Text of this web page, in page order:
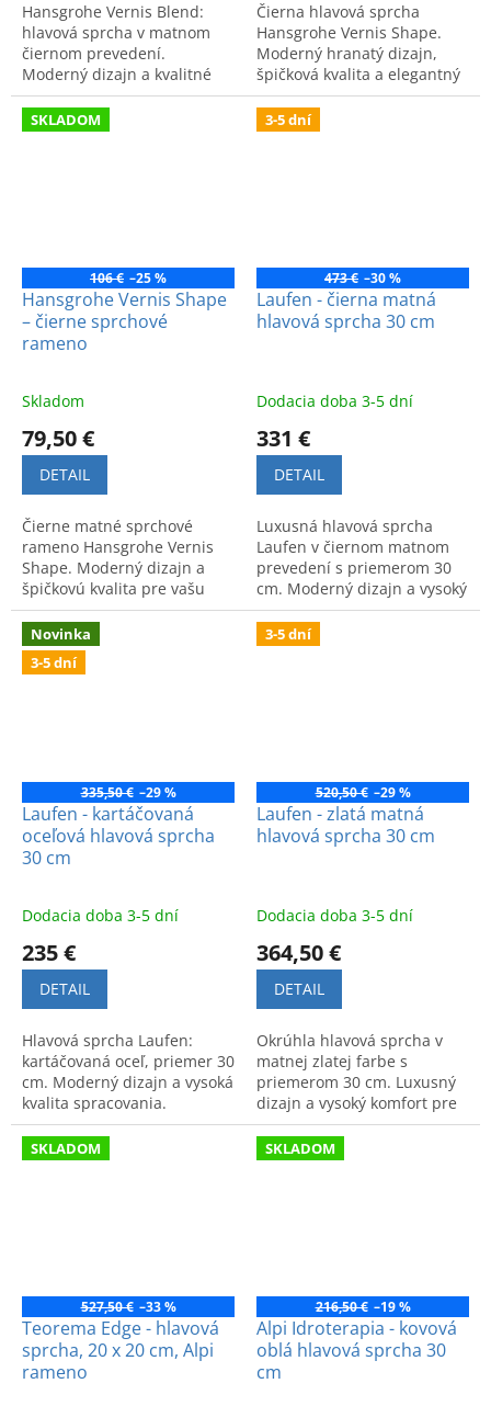
Hansgrohe Vernis Blend:
hlavová sprcha v matnom
čiernom prevedení.
Moderný dizajn a kvalitné
materiály pre optimálny
zážitok zo sprchovania.
Čierna hlavová sprcha
Hansgrohe Vernis Shape.
Moderný hranatý dizajn,
špičková kvalita a elegantný
vzhľad pre váš zážitok zo
sprchovania.
SKLADOM
106 € –25 %
Hansgrohe Vernis Shape
– čierne sprchové
rameno
Skladom
79,50 €
DETAIL
Čierne matné sprchové
rameno Hansgrohe Vernis
Shape. Moderný dizajn a
špičkovú kvalita pre vašu
kúpeľňu od renomovanej
značky.
3-5 dní
473 € –30 %
Laufen - čierna matná
hlavová sprcha 30 cm
Dodacia doba 3-5 dní
331 €
DETAIL
Luxusná hlavová sprcha
Laufen v čiernom matnom
prevedení s priemerom 30
cm. Moderný dizajn a vysoký
komfort pri sprchovaní.
Novinka
3-5 dní
335,50 € –29 %
Laufen - kartáčovaná
oceľová hlavová sprcha
30 cm
Dodacia doba 3-5 dní
235 €
DETAIL
Hlavová sprcha Laufen:
kartáčovaná oceľ, priemer 30
cm. Moderný dizajn a vysoká
kvalita spracovania.
3-5 dní
520,50 € –29 %
Laufen - zlatá matná
hlavová sprcha 30 cm
Dodacia doba 3-5 dní
364,50 €
DETAIL
Okrúhla hlavová sprcha v
matnej zlatej farbe s
priemerom 30 cm. Luxusný
dizajn a vysoký komfort pre
vašu kúpeľňu. Špičková
kvalita sprchovania.
SKLADOM
527,50 € –33 %
Teorema Edge - hlavová
sprcha, 20 x 20 cm, Alpi
rameno
SKLADOM
216,50 € –19 %
Alpi Idroterapia - kovová
oblá hlavová sprcha 30
cm